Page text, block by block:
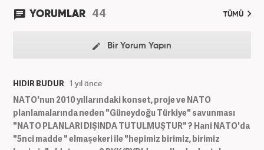
YORUMLAR 44 TÜMÜ
Bir Yorum Yapın
HIDIR BUDUR 1 yıl önce
NATO'nun 2010 yıllarındaki konset, proje ve NATO
planlamalarında neden "Güneydoğu Türkiye" savunması
"NATO PLANLARI DIŞINDA TUTULMUŞTUR" ? Hani NATO'da
"5nci madde " elmaşekeri ile "hepimiz birimiz, birimiz